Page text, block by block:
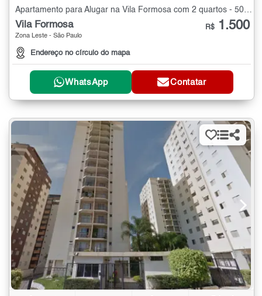
Apartamento para Alugar na Vila Formosa com 2 quartos - 50 m²
Vila Formosa
Zona Leste - São Paulo
Endereço no círculo do mapa
R$ 1.500
WhatsApp Contatar